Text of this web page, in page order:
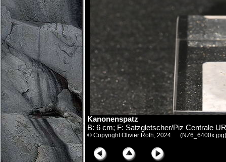
Kanonenspatz
B: 6 cm; F: Satzgletscher/Piz Centrale
© Copyright Olivier Roth, 2024. (NZ6_6400x.jpg)